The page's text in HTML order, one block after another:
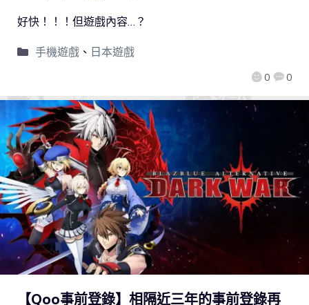
0 0
好快！！！但遊戲內容…？
手機遊戲、 日本遊戲
【Qoo事前登錄】相隔近三年的事前登錄再